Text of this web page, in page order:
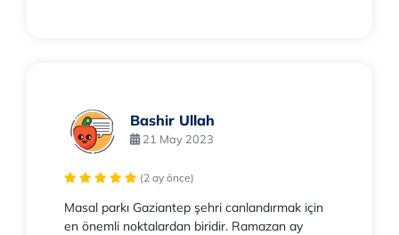
Bashir Ullah
21 May 2023
(2 ay önce)
Masal parkı Gaziantep şehri canlandırmak için
en önemli noktalardan biridir. Ramazan ay